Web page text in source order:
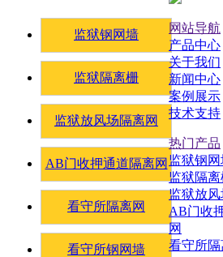
监狱钢网墙
监狱隔离栅
监狱放风场隔离网
AB门收押通道隔离网
看守所隔离网
看守所钢网墙
网站导航
产品中心
关于我们
新闻中心
案例展示
技术支持
热门产品
监狱钢网
监狱隔离
监狱放风
AB门收
网
看守所隔